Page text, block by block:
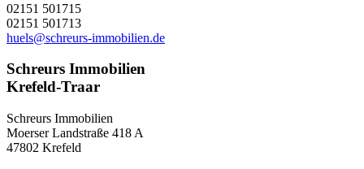
02151 501715
02151 501713
huels@schreurs-immobilien.de
Schreurs Immobilien
Krefeld-Traar
Schreurs Immobilien
Moerser Landstraße 418 A
47802 Krefeld